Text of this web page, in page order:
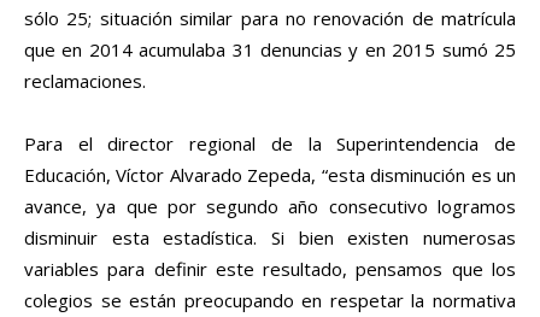
sólo 25; situación similar para no renovación de matrícula
que en 2014 acumulaba 31 denuncias y en 2015 sumó 25
reclamaciones.
Para el director regional de la Superintendencia de
Educación, Víctor Alvarado Zepeda, “esta disminución es un
avance, ya que por segundo año consecutivo logramos
disminuir esta estadística. Si bien existen numerosas
variables para definir este resultado, pensamos que los
colegios se están preocupando en respetar la normativa